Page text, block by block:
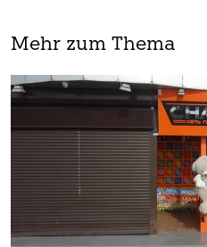
Mehr zum Thema